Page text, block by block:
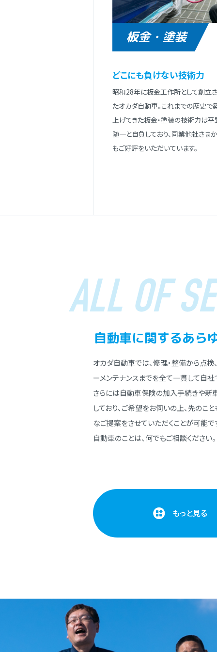
板金・塗装
どこにも負けない技術⼒
昭和28年に板⾦⼯作所として創⽴
たオカダ⾃動⾞。これまでの歴史で
上げてきた板⾦・塗装の技術⼒は
随⼀と⾃負しており、同業他社さま
もご好評をいただいています。
ALL OF
⾃動⾞に関するあら
オカダ⾃動⾞では、修理・整備から点検
ーメンテナンスまでを全て⼀貫して⾃社
さらには⾃動⾞保険の加⼊⼿続きや新
しており、ご希望をお伺いの上、先のこ
なご提案をさせていただくことが可能で
⾃動⾞のことは、何でもご相談ください。
もっと見る